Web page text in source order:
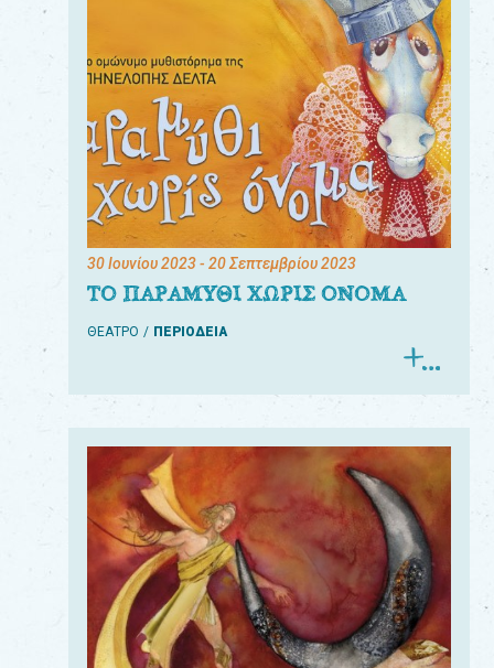
30 Ιουνίου 2023- 20 Σεπτεμβρίου 2023
ΤΟ ΠΑΡΑΜΥΘΙ ΧΩΡΙΣ ΟΝΟΜΑ
ΘΕΑΤΡΟ ΠΕΡΙΟΔΕΙΑ